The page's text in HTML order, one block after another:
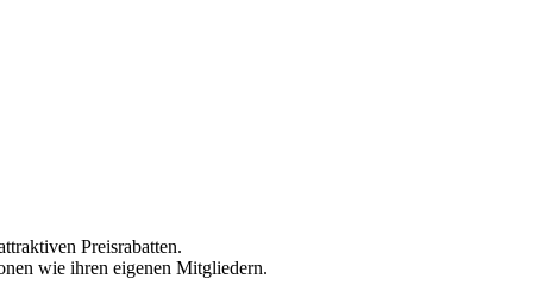
Preisrabatten.
wie ihren eigenen Mitgliedern.